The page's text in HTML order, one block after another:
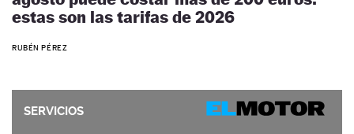
estas son las tarifas de 2026
RUBÉN PÉREZ